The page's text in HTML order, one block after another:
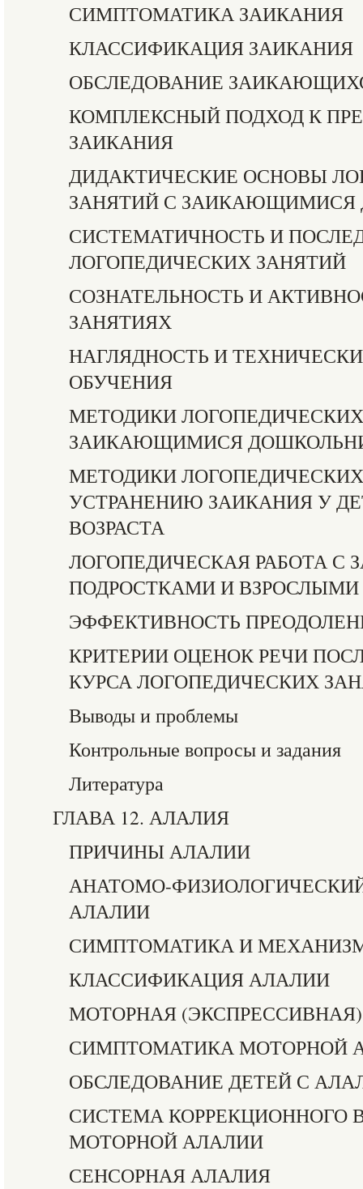
СИМПТОМАТИКА ЗАИКАНИЯ
КЛАССИФИКАЦИЯ ЗАИКАНИЯ
ОБСЛЕДОВАНИЕ
КОМПЛЕКСНЫЙ ПОДХОД К
ЗАИКАНИЯ
ДИДАКТИЧЕСКИЕ ОСНОВЫ
ЗАНЯТИЙ С ЗАИКАЮЩИМИСЯ
СИСТЕМАТИЧНОСТЬ И
ЛОГОПЕДИЧЕСКИХ ЗАНЯТИЙ
СОЗНАТЕЛЬНОСТЬ И
ЗАНЯТИЯХ
НАГЛЯДНОСТЬ И
ОБУЧЕНИЯ
МЕТОДИКИ
ЗАИКАЮЩИМИСЯ
МЕТОДИКИ
УСТРАНЕНИЮ ЗАИКАНИЯ У
ВОЗРАСТА
ЛОГОПЕДИЧЕСКАЯ РАБОТА
ПОДРОСТКАМИ И ВЗРОСЛЫМИ
ЭФФЕКТИВНОСТЬ
КРИТЕРИИ ОЦЕНОК РЕЧИ
КУРСА ЛОГОПЕДИЧЕСКИХ
Выводы и проблемы
Контрольные вопросы и задания
Литература
ГЛАВА 12. АЛАЛИЯ
ПРИЧИНЫ АЛАЛИИ
АНАТОМО-
АЛАЛИИ
СИМПТОМАТИКА И
КЛАССИФИКАЦИЯ АЛАЛИИ
МОТОРНАЯ
СИМПТОМАТИКА МОТОРНОЙ
ОБСЛЕДОВАНИЕ ДЕТЕЙ С
СИСТЕМА КОРРЕКЦИОННОГО
МОТОРНОЙ АЛАЛИИ
СЕНСОРНАЯ АЛАЛИЯ